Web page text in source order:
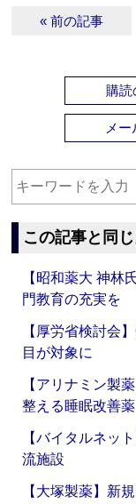
« 前の記事
購読
メ
この記事と同
【昭和薬大 神林
門教育の充実を
【厚労省検討会
目が対象に
【アリナミン製
整える睡眠改善薬
【バイタルネッ
流施設
【大塚製薬】新